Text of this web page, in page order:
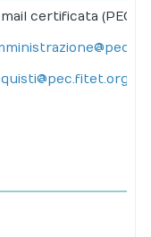
certificata (PEC):